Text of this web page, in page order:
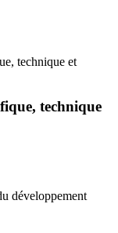
technique et
technique
développement